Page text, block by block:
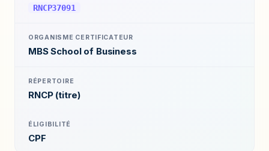
RNCP37091
ORGANISME CERTIFICATEUR
MBS School of Business
RÉPERTOIRE
RNCP (titre)
ÉLIGIBILITÉ
CPF